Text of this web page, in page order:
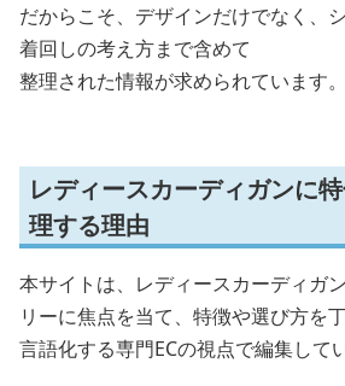
だからこそ、デザインだけでなく、
着回しの考え方まで含めて
整理された情報が求められています。
レディースカーディガンに
理する理由
本サイトは、レディースカーディガ
リーに焦点を当て、特徴や選び方を
言語化する専門ECの視点で編集して